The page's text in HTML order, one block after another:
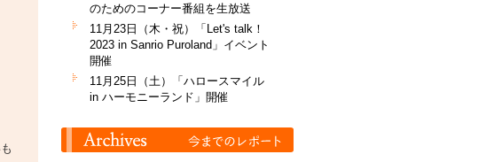
のためのコーナー番組を生放送
11月23日（木・祝）「Let's talk！
2023 in Sanrio Puroland」イベント
開催
11月25日（土）「ハロースマイル
in ハーモニーランド」開催